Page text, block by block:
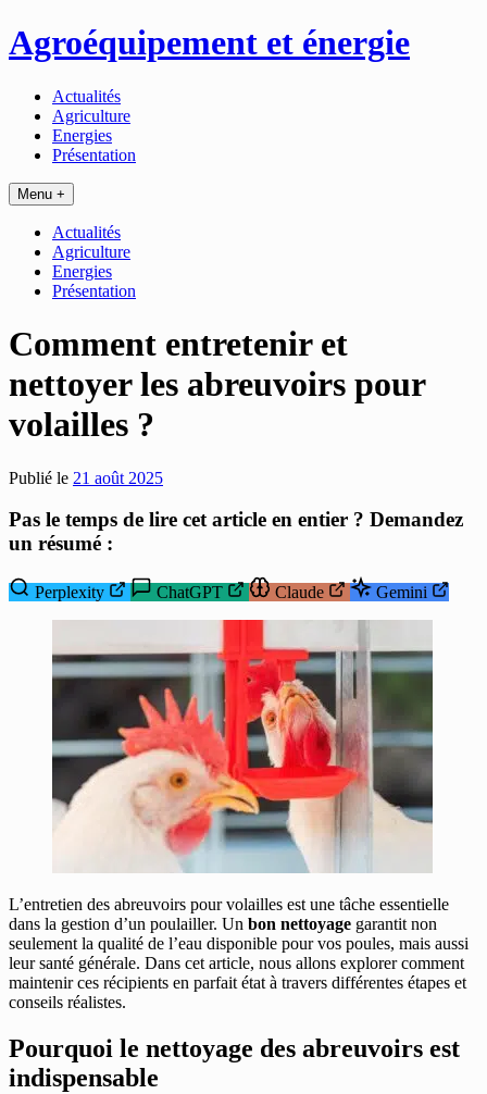
Passer
au
Agroéquipement et énergie
Actualités
Agriculture
Energies
Présentation
Menu +
Actualités
Agriculture
Energies
Présentation
Comment entretenir et
nettoyer les abreuvoirs pour
volailles ?
Publié le 21 août 2025
Pas le temps de lire cet article en entier ? Demandez
un résumé :
Perplexity ChatGPT Claude Gemini
L’entretien des abreuvoirs pour volailles est une tâche essentielle
dans la gestion d’un poulailler. Un bon nettoyage garantit non
seulement la qualité de l’eau disponible pour vos poules, mais aussi
leur santé générale. Dans cet article, nous allons explorer comment
maintenir ces récipients en parfait état à travers différentes étapes et
conseils réalistes.
Pourquoi le nettoyage des abreuvoirs est
indispensable